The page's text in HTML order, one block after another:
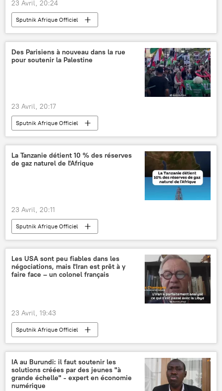
23 Avril, 20:24
Sputnik Afrique Officiel
Des Parisiens à nouveau dans la rue
pour soutenir la Palestine
23 Avril, 20:17
Sputnik Afrique Officiel
La Tanzanie détient 10 % des réserves
de gaz naturel de l'Afrique
23 Avril, 20:11
Sputnik Afrique Officiel
Les USA sont peu fiables dans les
négociations, mais l'Iran est prêt à y
faire face – un colonel français
23 Avril, 19:43
Sputnik Afrique Officiel
IA au Burundi: il faut soutenir les
solutions créées par des jeunes "à
grande échelle" - expert en économie
numérique